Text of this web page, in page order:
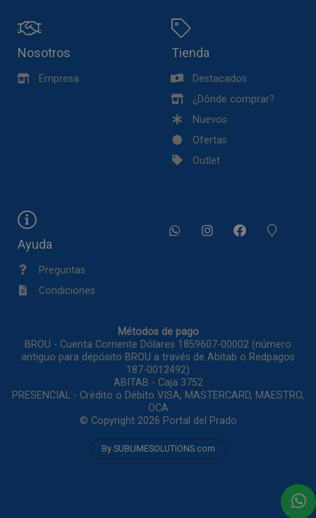
Nosotros
Empresa
Tienda
Destacados
¿Dónde comprar?
Nuevos
Ofertas
Outlet
Ayuda
Preguntas
Condiciones
Métodos de pago
BROU - Cuenta Corriente Dólares 1859607-00002 (número
antiguo para depósito BROU a través de Abitab o Redpagos
187-0012492)
ABITAB - Caja 3752
PRESENCIAL - Crédito o Débito VISA, MASTERCARD, MAESTRO,
OCA
© Copyright 2026 Portal del Prado
By SUBLIMESOLUTIONS.com